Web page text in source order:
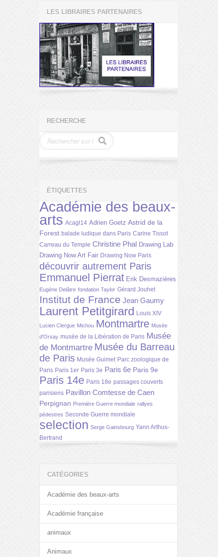
LES LIBRAIRES PARTENAIRES
RECHERCHE
ÉTIQUETTES
Académie des beaux-
arts Acagl14 Adrien Goetz Astrid de la
Forest balade ludique dans Paris Carine Tissot
Carreau du Temple Christine Phal Drawing Lab
Drawing Now Art Fair Drawing Now Paris
découvrir autrement Paris
Emmanuel Pierrat Erik Desmazières
Eugène Delâtre fondation Taylor Gérard Jouhet
Institut de France Jean Gaumy
Laurent Petitgirard Louis XIV
Lucien Clergue Michou Montmartre Musée
d'Orsay musée de la Libération de Paris Musée
de Montmartre Musée du Barreau
de Paris Musée Guimet Parc zoologique de
Paris Paris 1er Paris 3e Paris 6e Paris 9e
Paris 14e Paris 18e passages couverts
parisiens Pavillon Comtesse de Caen
Perpignan Première Guerre mondiale rallyes
pédestres Seconde Guerre mondiale
selection Serge Gainsbourg Yann Arthus-
Bertrand
CATÉGORIES
Académie des beaux-arts
Académie française
animaux
Animaux